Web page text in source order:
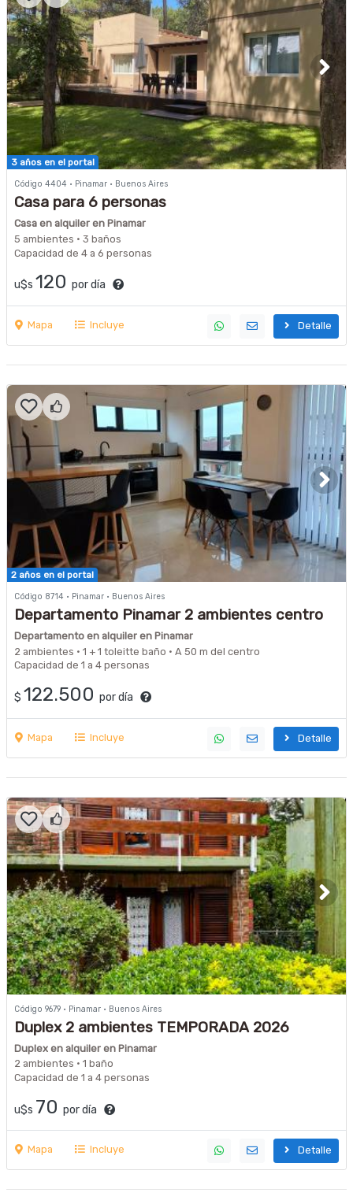
3 años en el portal
Código 4404 · Pinamar · Buenos Aires
Casa para 6 personas
Casa en alquiler en Pinamar
5 ambientes · 3 baños
Capacidad de 4 a 6 personas
u$s 120 por día
Mapa Incluye Detalle
2 años en el portal
Código 8714 · Pinamar · Buenos Aires
Departamento Pinamar 2 ambientes centro
Departamento en alquiler en Pinamar
2 ambientes · 1 + 1 toleitte baño · A 50 m del centro
Capacidad de 1 a 4 personas
$ 122.500 por día
Mapa Incluye Detalle
Código 9679 · Pinamar · Buenos Aires
Duplex 2 ambientes TEMPORADA 2026
Duplex en alquiler en Pinamar
2 ambientes · 1 baño
Capacidad de 1 a 4 personas
u$s 70 por día
Mapa Incluye Detalle